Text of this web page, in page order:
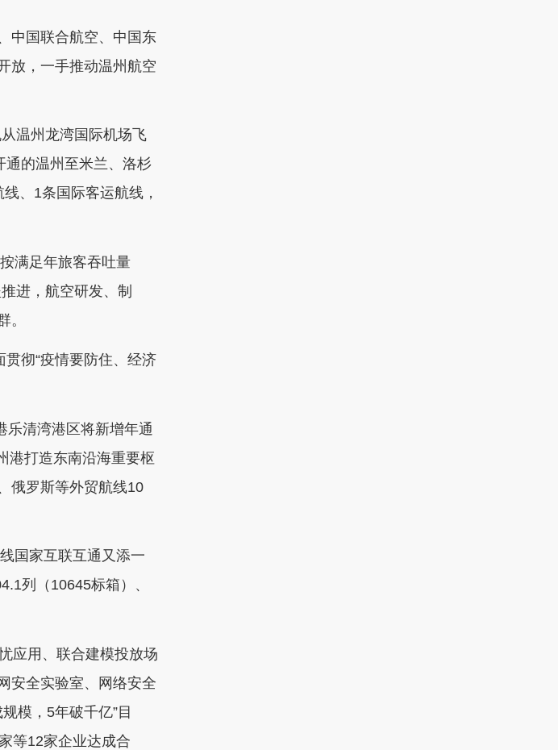
中国联合航空、中国东
放，一手推动温州航空
温州龙湾国际机场飞
通的温州至米兰、洛杉
、1条国际客运航线，
满足年旅客吞吐量
进，航空研发、制
。
彻“疫情要防住、经济
清湾港区将新增年通
港打造东南沿海重要枢
俄罗斯等外贸航线10
国家互联互通又添一
列（10645标箱）、
用、联合建模投放场
安全实验室、网络安全
模，5年破千亿”目
等12家企业达成合